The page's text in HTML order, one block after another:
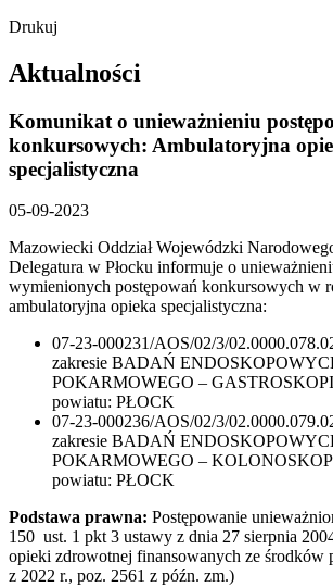
Drukuj
Aktualności
Komunikat o unieważnieniu
konkursowych: Ambulatoryjna
specjalistyczna
05-09-2023
Mazowiecki Oddział Wojewódzki
Delegatura w Płocku informuje o
wymienionych postępowań konkursowych w
ambulatoryjna opieka specjalistyczna:
07-23-000231/AOS/02/3/
zakresie BADAŃ
POKARMOWEGO –
powiatu: PŁOCK
07-23-000236/AOS/02/3/
zakresie BADAŃ
POKARMOWEGO –
powiatu: PŁOCK
Podstawa prawna: Postępowanie
150 ust. 1 pkt 3 ustawy z dnia 27 sierpnia
opieki zdrowotnej finansowanych ze środków
z 2022 r., poz. 2561 z późn. zm.)